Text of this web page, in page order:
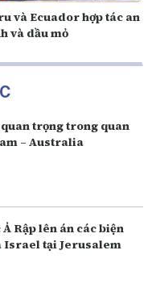
và Ecuador hợp tác an
và dầu mỏ
quan trọng trong quan
– Australia
Ả Rập lên án các biện
Israel tại Jerusalem